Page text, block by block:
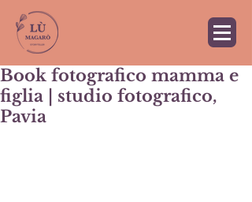
Book fotografico mamma e
figlia | studio fotografico,
Pavia